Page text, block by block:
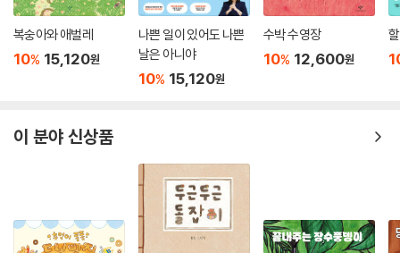
성 시인에게 첫 번째 그림책 작업은 시집이나 에세이와 달리 혼자 하는 일
이 아닌 자기에서 출발한 이야기가 타인에게 가서 새로운 무엇이 되는 것
과 같았다고 한다. 화가 다안 작가가 해석하고 품고 마침내 색채로 표현해
낸 작품은 또 다른 세계를 완성해냈다. 집에서 병상에서 창밖을 바라보며
담아냈다. 친구들과 함께 산을 오를 때 성동혁 시인과 친구들이 느낀 벅참
과 울림을 찬란하고 따듯한 산 풍경으로 펼쳐냈다. 캠버스 천에 그린 다안
작가의 묵직하면서도 맑은 유화는 순간순간 감탄을 자아낸다.
복숭아와 애벌레
10% 15,120원
나쁜 일이 있어도 나쁜
날은 아니야
10% 15,120원
수박 수영장
10% 12,600원
이 분야 신상품